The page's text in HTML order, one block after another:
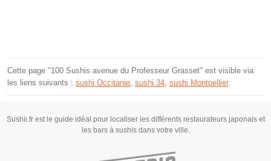
Cette page "100 Sushis avenue du Professeur Grasset" est visible via
les liens suivants : sushi Occitanie sushi 34 sushi Montpellier.
Sushii.fr est le guide idéal pour localiser les différents restaurateurs japonais et
les bars à sushis dans votre ville.